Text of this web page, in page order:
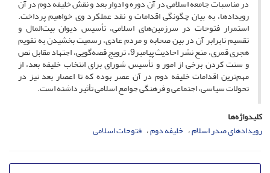
در مناسبات جامعه اسلامی در آن دوره و ادوار بعد و نقش خلیفه دوم در آن
رویدادها، به بیان چگونگی اقدامات و نقد عملکرد وی خواهیم پرداخت.
استمرار فتوحات در سرزمین‌های اسلامی، تأسیس دیوان بیت‌المال و
تقسیم نابرابر آن در بین صحابه و مردم عادی، رسمیت بخشیدن به تقویم
هجری قمری، منع نشر احادیث پیامبر9، ترویج قصه‌گویی، اجتهاد مقابل نص
و سنت کردن برخی از امور و تأسیس شورای برای انتخاب خلیفه بعد، از
مهم‌ترین اقدامات خلیفه دوم در آن عصر بوده که تا اعصار بعد نیز در
تحولات سیاسی، اجتماعی و فرهنگی جوامع اسلامی تأثیر داشته است.
کلیدواژه‌ها
رویدادهای صدر اسلام خلیفه دوم فتوحات اسلامی